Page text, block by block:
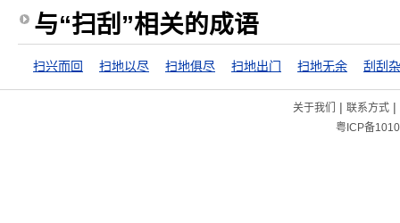
与“扫刮”相关的成语
扫兴而回 扫地以尽 扫地俱尽 扫地出门 扫地无余 刮刮
关于我们 | 联系方式|
粤ICP备